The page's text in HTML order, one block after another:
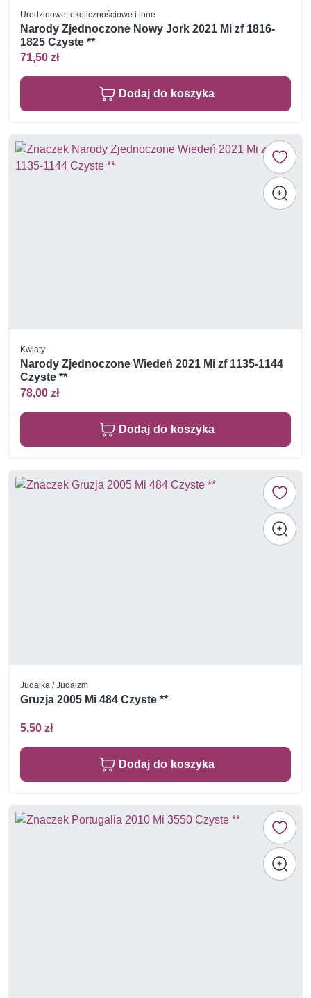
Urodzinowe, okolicznościowe i inne
Narody Zjednoczone Nowy Jork 2021 Mi zf 1816-
1825 Czyste **
71,50 zł
Dodaj do koszyka
Kwiaty
Narody Zjednoczone Wiedeń 2021 Mi zf 1135-1144
Czyste **
78,00 zł
Dodaj do koszyka
Judaika / Judaizm
Gruzja 2005 Mi 484 Czyste **
5,50 zł
Dodaj do koszyka